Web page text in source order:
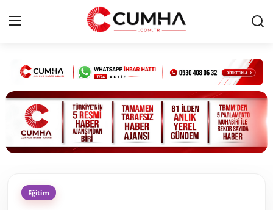
Kurumsal
Cumhurbaşkanlığı
Bakanlıklar
Siyasi Partiler
Eğitim